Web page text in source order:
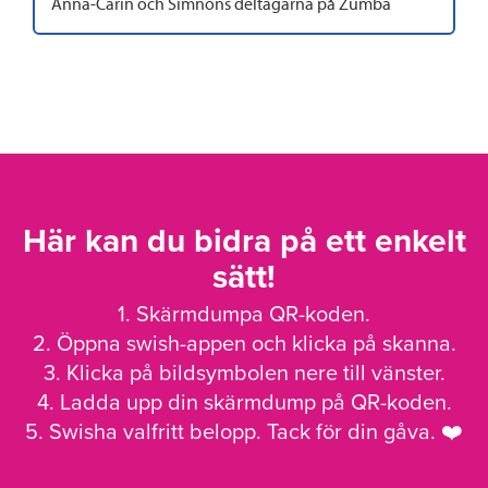
Här kan du bidra på ett enkelt
sätt!
1. Skärmdumpa QR-koden.
2. Öppna swish-appen och klicka på skanna.
3. Klicka på bildsymbolen nere till vänster.
4. Ladda upp din skärmdump på QR-koden.
5. Swisha valfritt belopp. Tack för din gåva. ❤️